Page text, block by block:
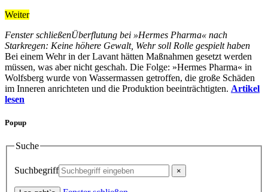
Weiter
Fenster schließenÜberflutung bei »Hermes Pharma« nach
Starkregen: Keine höhere Gewalt, Wehr soll Rolle gespielt haben
Bei einem Wehr in der Lavant hätten Maßnahmen gesetzt werden
müssen, was aber nicht geschah. Die Folge: »Hermes Pharma« in
Wolfsberg wurde von Wassermassen getroffen, die große Schäden
im Inneren anrichteten und die Produktion beeinträchtigten. Artikel
lesen
Popup
Suche
Suchbegriff